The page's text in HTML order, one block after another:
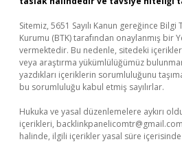
Sitemiz, 5651 Sayılı Kanun gereğince
Kurumu (BTK) tarafından onaylanmış bir
vermektedir. Bu nedenle, sitedeki
veya araştırma yükümlülüğümüz
yazdıkları içeriklerin sorumluluğunu
bu sorumluluğu kabul etmiş sayılırlar.
Hukuka ve yasal düzenlemelere aykırı
içerikleri, backlinkpanelicomtr@gmail.com
halinde, ilgili içerikler yasal süre içerisinde